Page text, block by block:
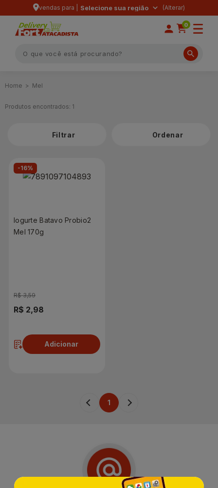
vendas para | Selecione sua região
0
Mel
Produtos encontrados: 1
Filtrar
-16%
Iogurte Batavo Probio2
Mel 170g
R$ 3,59
R$ 2,98
Adicionar
1